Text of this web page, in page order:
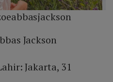
Jackson
Jakarta, 31